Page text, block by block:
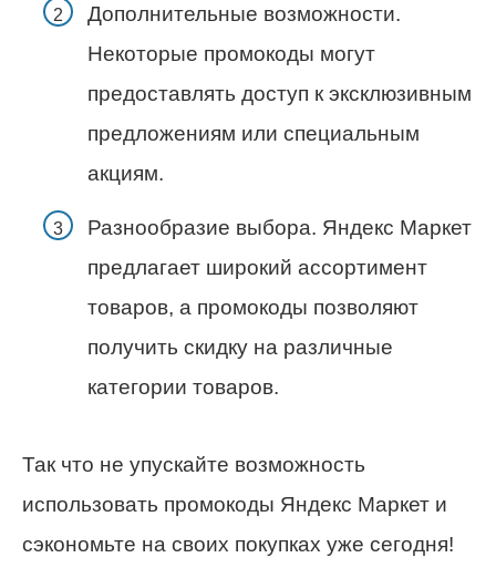
Дополнительные возможности.
Некоторые промокоды могут
предоставлять доступ к эксклюзивным
предложениям или специальным
акциям.
Разнообразие выбора. Яндекс Маркет
предлагает широкий ассортимент
товаров, а промокоды позволяют
получить скидку на различные
категории товаров.
Так что не упускайте возможность
использовать промокоды Яндекс Маркет и
сэкономьте на своих покупках уже сегодня!